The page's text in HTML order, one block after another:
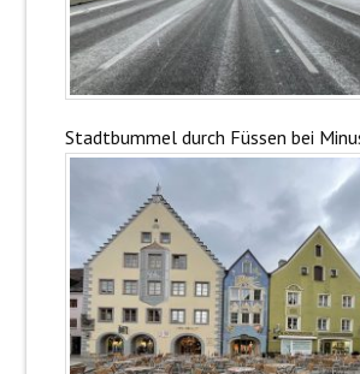
Stadtbummel durch Füssen bei